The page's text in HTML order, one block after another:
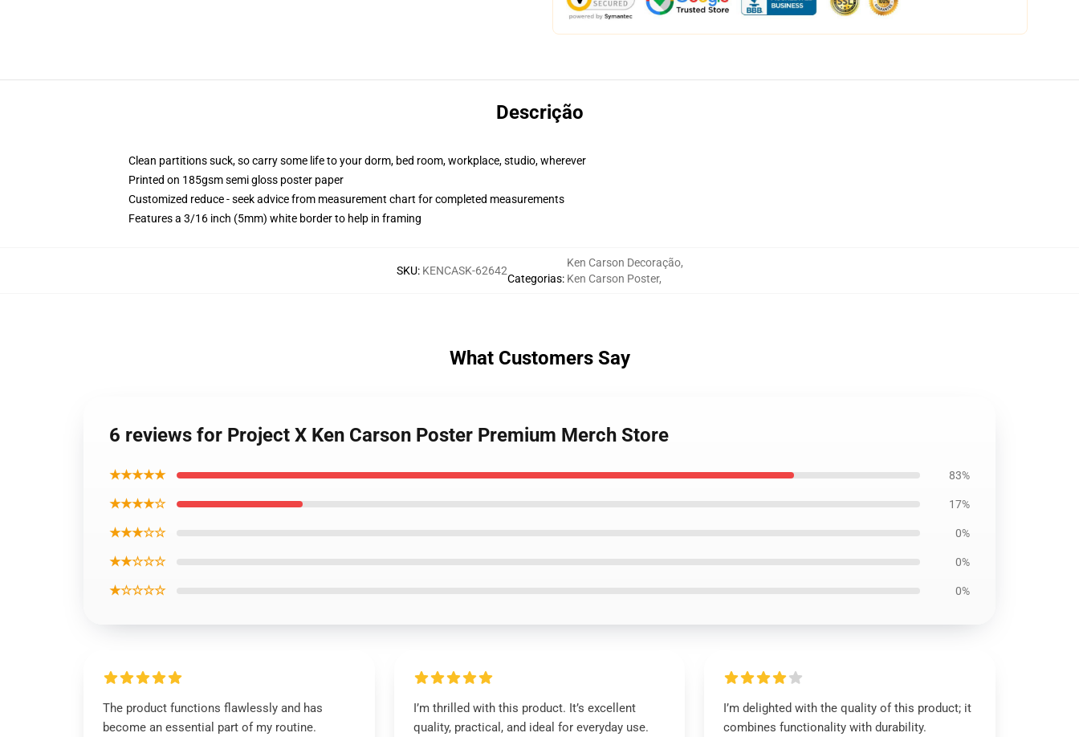
Descrição
Clean partitions suck, so carry some life to your dorm, bed room, workplace, studio, wherever
Printed on 185gsm semi gloss poster paper
Customized reduce - seek advice from measurement chart for completed measurements
Features a 3/16 inch (5mm) white border to help in framing
SKU: KENCASK-62642
Categorias:
Ken Carson Decoração,
Ken Carson Poster,
What Customers Say
6 reviews for Project X Ken Carson Poster Premium Merch Store
★★★★★ 83%
★★★★☆ 17%
★★★☆☆ 0%
★★☆☆☆ 0%
★☆☆☆☆ 0%
The product functions flawlessly and has
become an essential part of my routine.
I’m thrilled with this product. It’s excellent
quality, practical, and ideal for everyday use.
I’m delighted with the quality of this product; it
combines functionality with durability.